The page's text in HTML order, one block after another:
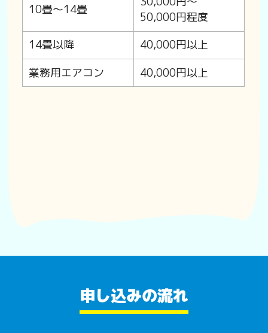
10畳〜14畳
50,000円程度
14畳以降
40,000円以上
業務用エアコン
40,000円以上
申し込みの流れ